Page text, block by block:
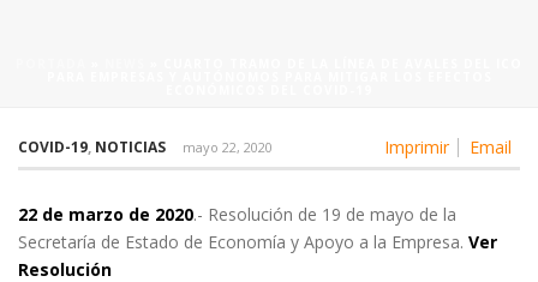
Imprimir Email
COVID-19, NOTICIAS mayo 22, 2020
22 de marzo de 2020.- Resolución de 19 de mayo de la
Secretaría de Estado de Economía y Apoyo a la Empresa. Ver
Resolución